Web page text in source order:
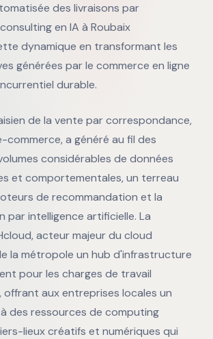
des livraisons par
en IA à Roubaix
dynamique en transformant les
générées par le commerce en ligne
durable.
de la vente par correspondance,
commerce, a généré au fil des
considérables de données
et comportementales, un terreau
de recommandation et la
par intelligence artificielle. La
acteur majeur du cloud
la métropole un hub d'infrastructure
pour les charges de travail
offrant aux entreprises locales un
des ressources de computing
lieux créatifs et numériques qui